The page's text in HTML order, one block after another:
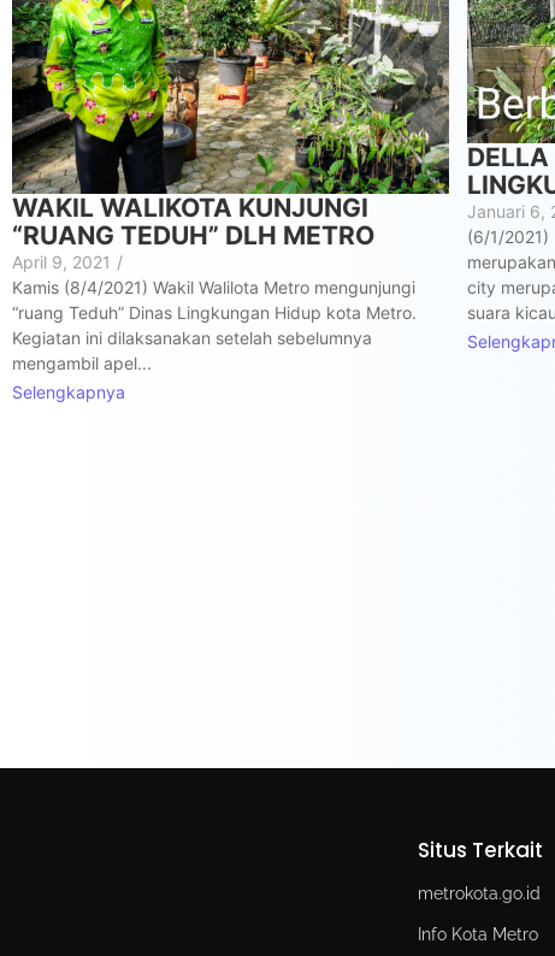
WAKIL WALIKOTA KUNJUNGI
“RUANG TEDUH” DLH METRO
April 9, 2021 /
Kamis (8/4/2021) Wakil Walilota Metro mengunjungi
“ruang Teduh” Dinas Lingkungan Hidup kota Metro.
Kegiatan ini dilaksanakan setelah sebelumnya
mengambil apel...
Selengkapnya
Januari 6,
(6/1/2021)
city
suara
Situs Terkait
metrokota.go.id
Info Kota Metro